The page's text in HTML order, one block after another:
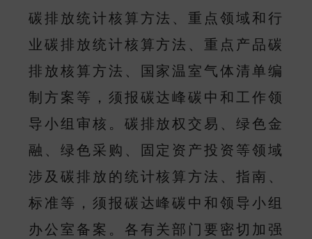
碳排放统计核算方法、重点领域和行
业碳排放统计核算方法、重点产品碳
排放核算方法、国家温室气体清单编
制方案等，须报碳达峰碳中和工作领
导小组审核。碳排放权交易、绿色金
融、绿色采购、固定资产投资等领域
涉及碳排放的统计核算方法、指南、
标准等，须报碳达峰碳中和领导小组
办公室备案。各有关部门要密切加强